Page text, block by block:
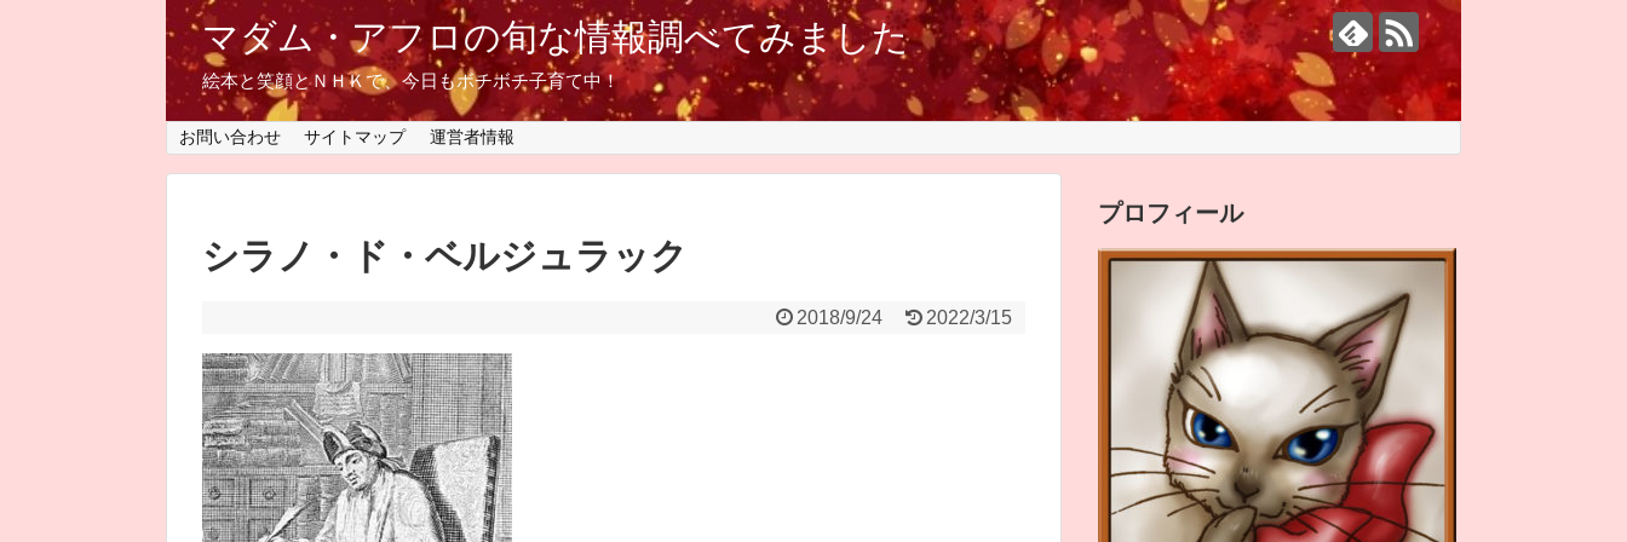
マダム・アフロの旬な情報調べてみました
絵本と笑顔とＮＨＫで、今日もボチボチ子育て中！
お問い合わせ サイトマップ 運営者情報
シラノ・ド・ベルジュラック
2018/9/24 2022/3/15
プロフィール